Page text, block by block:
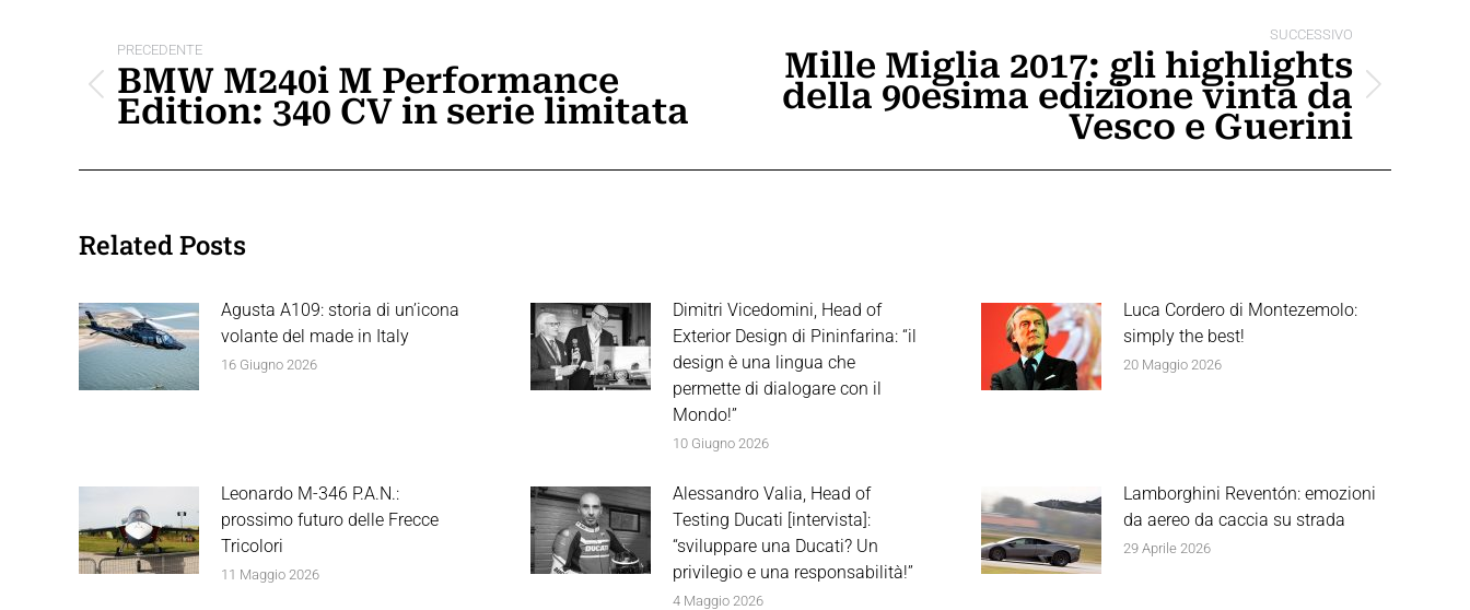
post
PRECEDENTE
Post
precedente:
BMW M240i M Performance
Edition: 340 CV in serie limitata
SUCCESSIVO
Prossimo
Mille Miglia 2017: gli highlights
della 90esima edizione vinta da
Vesco e Guerini
Related Posts
Agusta A109: storia di un’icona
volante del made in Italy
16 Giugno 2026
Dimitri Vicedomini, Head of
Exterior Design di Pininfarina: “il
design è una lingua che
permette di dialogare con il
Mondo!”
10 Giugno 2026
Luca Cordero di Montezemolo:
simply the best!
20 Maggio 2026
Leonardo M-346 P.A.N.:
prossimo futuro delle Frecce
Tricolori
11 Maggio 2026
Alessandro Valia, Head of
Testing Ducati [intervista]:
“sviluppare una Ducati? Un
privilegio e una responsabilità!”
4 Maggio 2026
Lamborghini Reventón: emozioni
da aereo da caccia su strada
29 Aprile 2026